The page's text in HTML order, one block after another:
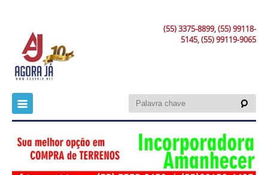
(55) 3375-8899, (55) 99118-
5145, (55) 99119-9065